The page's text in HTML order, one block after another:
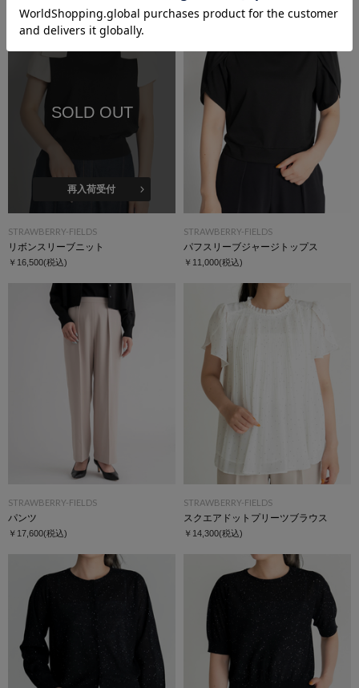
SOLD OUT
再入荷受付
STRAWBERRY-FIELDS
リボンスリーブニット
￥16,500(税込)
STRAWBERRY-FIELDS
パフスリーブジャージトップス
￥11,000(税込)
STRAWBERRY-FIELDS
パンツ
￥17,600(税込)
STRAWBERRY-FIELDS
スクエアドットプリーツブラウス
￥14,300(税込)